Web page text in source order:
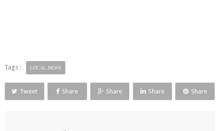
Tags : LOCAL NEWS
Tweet Share Share Share Share